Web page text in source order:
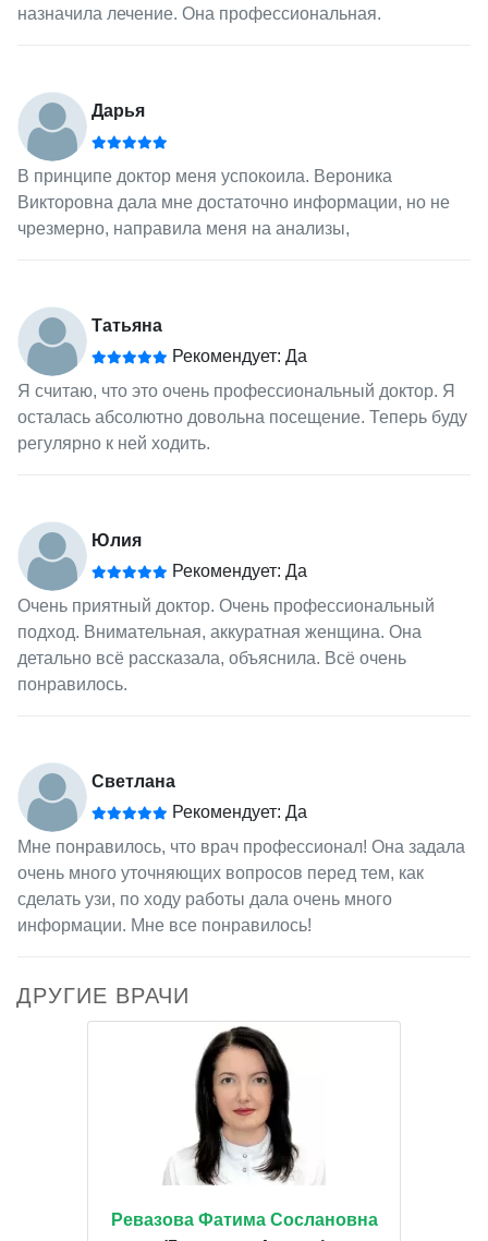
назначила лечение. Она профессиональная.
Дарья
В принципе доктор меня успокоила. Вероника
Викторовна дала мне достаточно информации, но не
чрезмерно, направила меня на анализы,
Татьяна
Рекомендует: Да
Я считаю, что это очень профессиональный доктор. Я
осталась абсолютно довольна посещение. Теперь буду
регулярно к ней ходить.
Юлия
Рекомендует: Да
Очень приятный доктор. Очень профессиональный
подход. Внимательная, аккуратная женщина. Она
детально всё рассказала, объяснила. Всё очень
понравилось.
Светлана
Рекомендует: Да
Мне понравилось, что врач профессионал! Она задала
очень много уточняющих вопросов перед тем, как
сделать узи, по ходу работы дала очень много
информации. Мне все понравилось!
ДРУГИЕ ВРАЧИ
Ревазова Фатима Сослановна